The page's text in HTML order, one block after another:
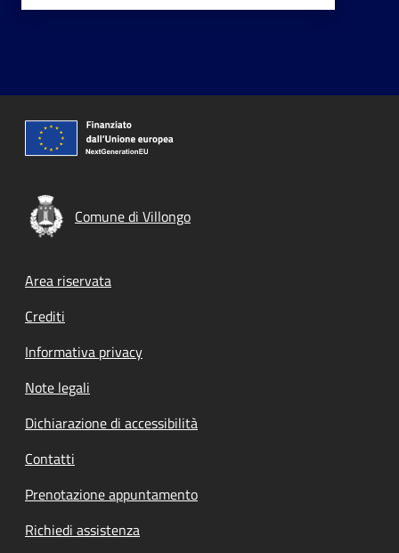
Comune di Villongo
Footer menu
Area riservata
Crediti
Informativa privacy
Note legali
Dichiarazione di accessibilità
Contatti
Prenotazione appuntamento
Richiedi assistenza